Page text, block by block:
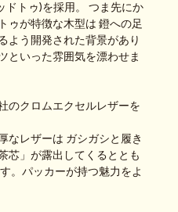
トゥ)を採用。 つま先にか
ゥが特徴な木型は 鐙への足
よう開発された背景があり
といった雰囲気を漂わせま
のクロムエクセルレザーを
なレザーは ガシガシと履き
芯」が露出してくるととも
。パッカーが持つ魅力をよ